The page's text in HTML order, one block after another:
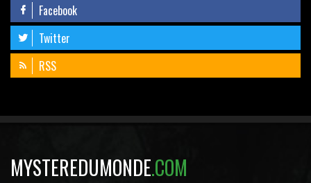
Facebook
Twitter
RSS
MYSTEREDUMONDE.COM